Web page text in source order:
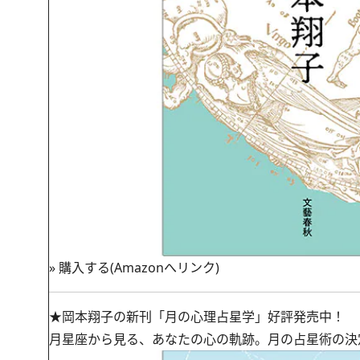
» 購入する(Amazonへリンク)
★岡本翔子の新刊「月の心理占星学」好評発売中！
月星座から見る、あなたの心の軌跡。月の占星術の